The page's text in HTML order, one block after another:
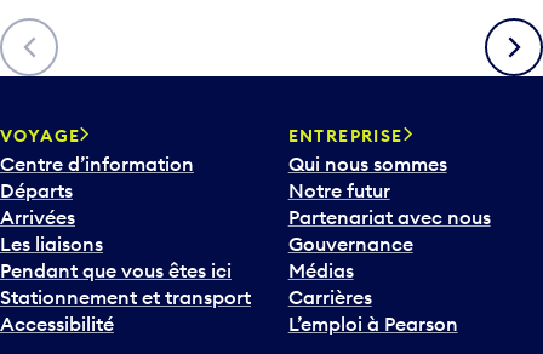
è
c
h
v
e
r
s
l
e
b
a
Précédent
VOYAGE
Centre d’information
Départs
Arrivées
Les liaisons
Pendant que vous êtes ici
Stationnement et transport
Accessibilité
ENTREPRISE
Qui nous sommes
Notre futur
Partenariat avec nous
Gouvernance
Médias
Carrières
L’emploi à Pearson